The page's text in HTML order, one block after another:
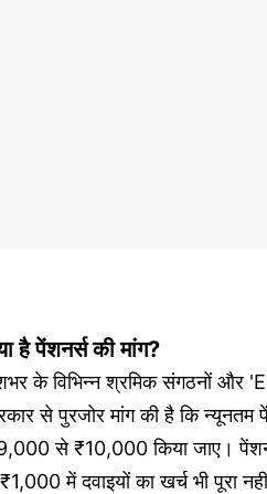
है पेंशनर्स की मांग?
के विभिन्न श्रमिक संगठनों और
से पुरजोर मांग की है कि
से ₹10,000 किया जाए।
में दवाइयों का खर्च भी पूरा